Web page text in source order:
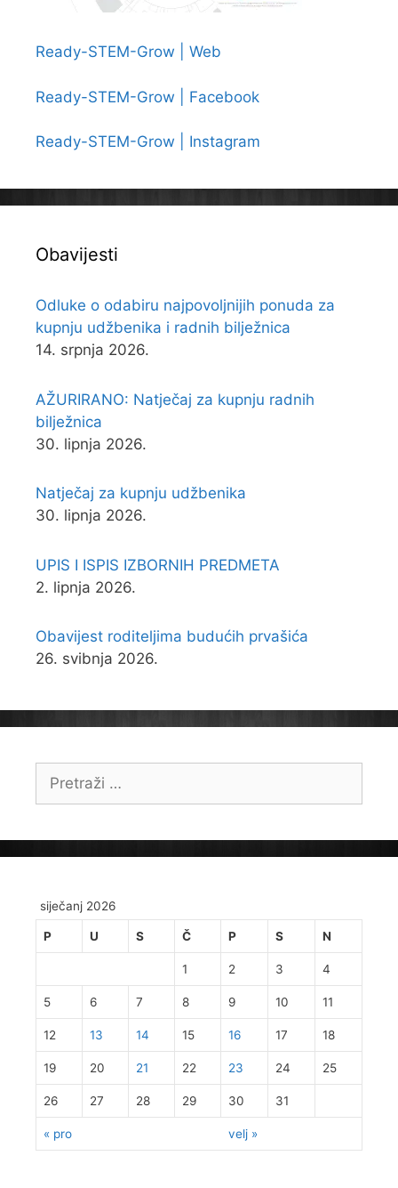
Ready-STEM-Grow | Web
Ready-STEM-Grow | Facebook
Ready-STEM-Grow | Instagram
Obavijesti
Odluke o odabiru najpovoljnijih ponuda za
kupnju udžbenika i radnih bilježnica
14. srpnja 2026.
AŽURIRANO: Natječaj za kupnju radnih
bilježnica
30. lipnja 2026.
Natječaj za kupnju udžbenika
30. lipnja 2026.
UPIS I ISPIS IZBORNIH PREDMETA
2. lipnja 2026.
Obavijest roditeljima budućih prvašića
26. svibnja 2026.
Pretraži:
siječanj 2026
P U S Č P S N
« pro velj »
1 2 3 4
5 6 7 8 9 10 11
12 13 14 15 16 17 18
19 20 21 22 23 24 25
26 27 28 29 30 31